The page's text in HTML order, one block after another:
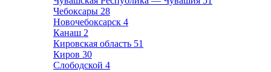
Чебоксары 28
Новочебоксарск 4
Канаш 2
Кировская область 51
Киров 30
Слободской 4